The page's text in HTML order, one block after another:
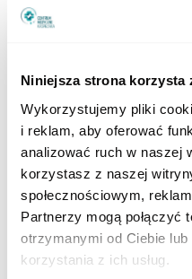
Niniejsza strona korzysta
Wykorzystujemy pliki
i reklam, aby oferować
analizować ruch w naszej
korzystasz z naszej
społecznościowym,
Partnerzy mogą połączyć
otrzymanymi od Ciebie
korzystania z ich usług.
Kardiologia
serca u dzieci
Jako dziedzina
zaburzeniami